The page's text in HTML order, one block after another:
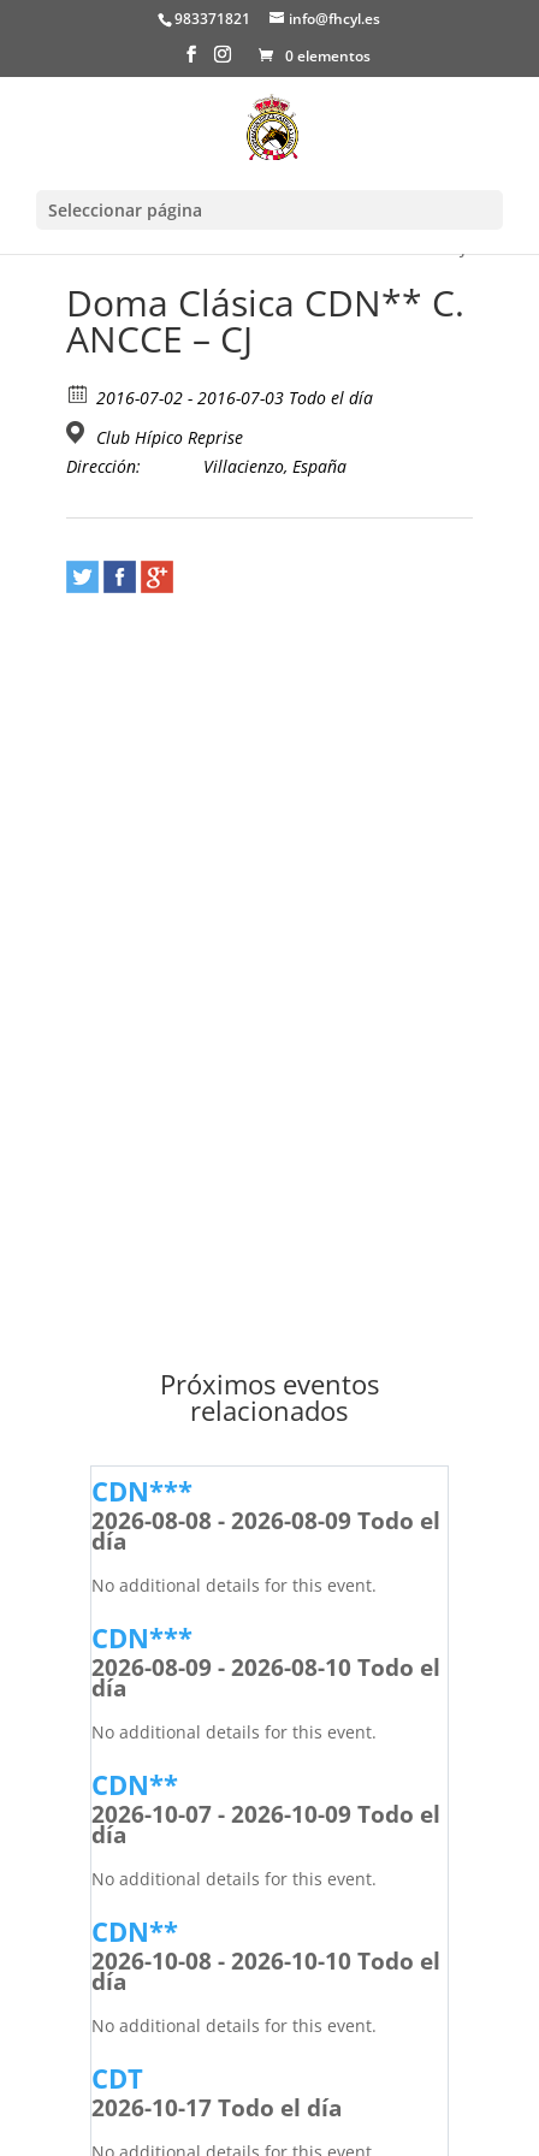
983371821
info@fhcyl.es
0 elementos
Seleccionar página
Doma Clásica CDN** C.
ANCCE – CJ
2016-07-02 - 2016-07-03 Todo el día
Club Hípico Reprise
Dirección:
Villacienzo, España
Próximos eventos
relacionados
CDN***
2026-08-08 - 2026-08-09 Todo el
día
No additional details for this event.
CDN***
2026-08-09 - 2026-08-10 Todo el
día
No additional details for this event.
CDN**
2026-10-07 - 2026-10-09 Todo el
día
No additional details for this event.
CDN**
2026-10-08 - 2026-10-10 Todo el
día
No additional details for this event.
CDT
2026-10-17 Todo el día